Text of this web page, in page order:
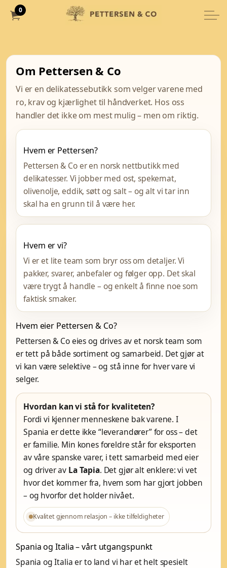
0
Om Pettersen & Co
Vi er en delikatessebutikk som velger varene med
ro, krav og kjærlighet til håndverket. Hos oss
handler det ikke om mest mulig – men om riktig.
Hvem er Pettersen?
Pettersen & Co er en norsk nettbutikk med
delikatesser. Vi jobber med ost, spekemat,
olivenolje, eddik, søtt og salt – og alt vi tar inn
skal ha en grunn til å være her.
Hvem er vi?
Vi er et lite team som bryr oss om detaljer. Vi
pakker, svarer, anbefaler og følger opp. Det skal
være trygt å handle – og enkelt å finne noe som
faktisk smaker.
Hvem eier Pettersen & Co?
Pettersen & Co eies og drives av et norsk team som
er tett på både sortiment og samarbeid. Det gjør at
vi kan være selektive – og stå inne for hver vare vi
selger.
Hvordan kan vi stå for kvaliteten?
Fordi vi kjenner menneskene bak varene. I
Spania er dette ikke “leverandører” for oss – det
er familie. Min kones foreldre står for eksporten
av våre spanske varer, i tett samarbeid med eier
og driver av La Tapia. Det gjør alt enklere: vi vet
hvor det kommer fra, hvem som har gjort jobben
– og hvorfor det holder nivået.
Kvalitet gjennom relasjon – ikke tilfeldigheter
Spania og Italia – vårt utgangspunkt
Spania og Italia er to land vi har et helt spesielt